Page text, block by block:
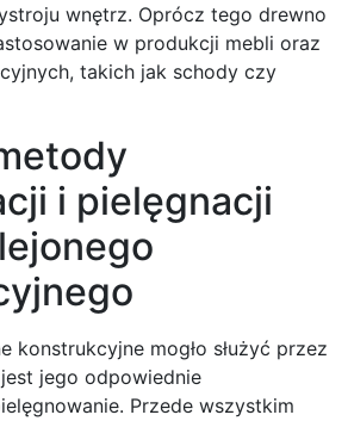
wnętrz. Oprócz tego drewno
w produkcji mebli oraz
takich jak schody czy
i pielęgnacji
konstrukcyjne mogło służyć przez
jego odpowiednie
Przede wszystkim